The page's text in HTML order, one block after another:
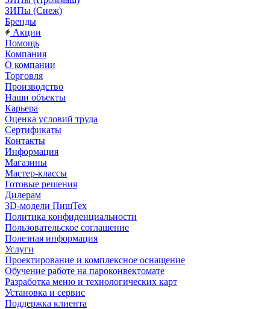
ЗИПы (Снеж)
Бренды
Акции
Помощь
Компания
О компании
Торговля
Производство
Наши объекты
Карьера
Оценка условий труда
Сертификаты
Контакты
Информация
Магазины
Мастер-классы
Готовые решения
Дилерам
3D-модели ПищТех
Политика конфиденциальности
Пользовательское соглашение
Полезная информация
Услуги
Проектирование и комплексное оснащение
Обучение работе на пароконвектомате
Разработка меню и технологических карт
Установка и сервис
Поддержка клиента